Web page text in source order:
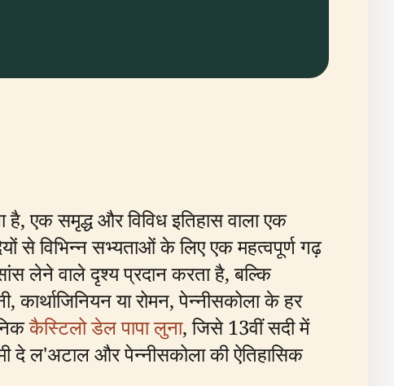
एक समृद्ध और विविध इतिहास वाला एक
से विभिन्न सभ्यताओं के लिए एक महत्वपूर्ण गढ़
लेने वाले दृश्य प्रदान करता है, बल्कि
कार्थाजिनियन या रोमन, पेन्नीसकोला के हर
कैस्टिलो डेल पापा लुना, जिसे 13वीं सदी में
दे ल'अटाल और पेन्नीसकोला की ऐतिहासिक